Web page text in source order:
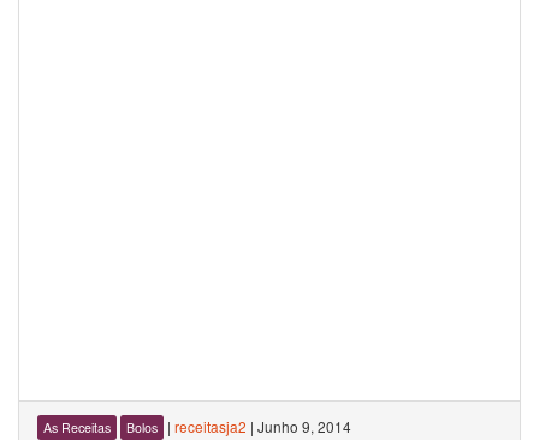
As Receitas Bolos | receitasja2 | Junho 9, 2014